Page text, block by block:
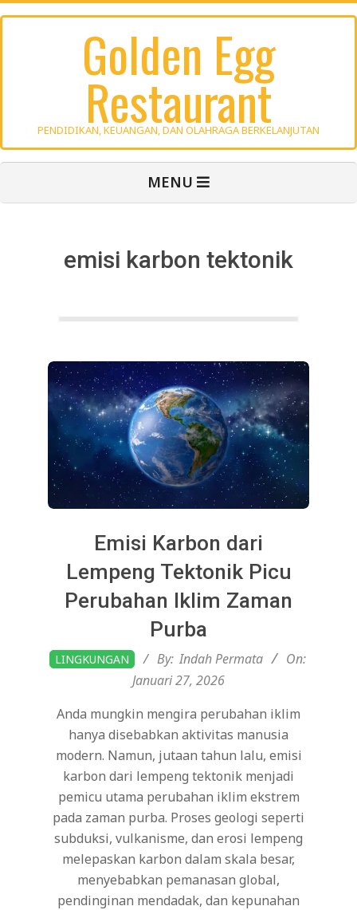
Skip
Golden Egg
Restaurant
PENDIDIKAN, KEUANGAN, DAN OLAHRAGA BERKELANJUTAN
MENU
emisi karbon tektonik
Emisi Karbon dari
Lempeng Tektonik Picu
Perubahan Iklim Zaman
Purba
2026-
01-
LINGKUNGAN By: Indah Permata
On:
Januari 27, 2026
Anda mungkin mengira perubahan iklim
hanya disebabkan aktivitas manusia
modern. Namun, jutaan tahun lalu, emisi
karbon dari lempeng tektonik menjadi
pemicu utama perubahan iklim ekstrem
pada zaman purba. Proses geologi seperti
subduksi, vulkanisme, dan erosi lempeng
melepaskan karbon dalam skala besar,
menyebabkan pemanasan global,
pendinginan mendadak, dan kepunahan